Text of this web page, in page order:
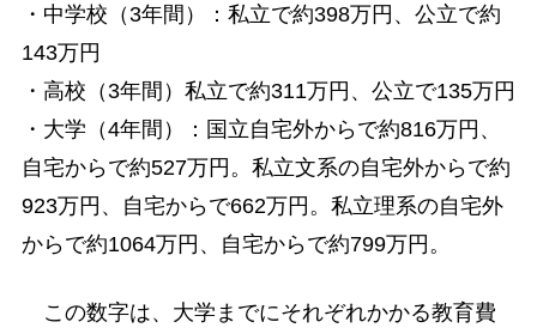
・中学校（3年間）：私立で約398万円、公立で約
143万円
・高校（3年間）私立で約311万円、公立で135万円
・大学（4年間）：国立自宅外からで約816万円、
自宅からで約527万円。私立文系の自宅外からで約
923万円、自宅からで662万円。私立理系の自宅外
からで約1064万円、自宅からで約799万円。
この数字は、大学までにそれぞれかかる教育費